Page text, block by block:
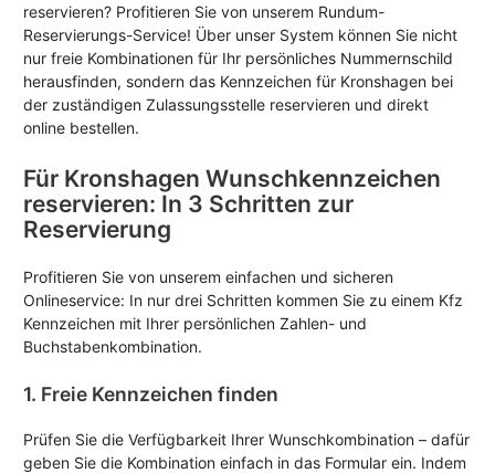
reservieren? Profitieren Sie von unserem Rundum-
Reservierungs-Service! Über unser System können Sie nicht
nur freie Kombinationen für Ihr persönliches Nummernschild
herausfinden, sondern das Kennzeichen für Kronshagen bei
der zuständigen Zulassungsstelle reservieren und direkt
online bestellen.
Für Kronshagen Wunschkennzeichen
reservieren: In 3 Schritten zur
Reservierung
Profitieren Sie von unserem einfachen und sicheren
Onlineservice: In nur drei Schritten kommen Sie zu einem Kfz
Kennzeichen mit Ihrer persönlichen Zahlen- und
Buchstabenkombination.
1. Freie Kennzeichen finden
Prüfen Sie die Verfügbarkeit Ihrer Wunschkombination – dafür
geben Sie die Kombination einfach in das Formular ein. Indem